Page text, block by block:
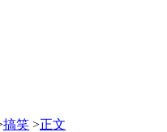
搞笑 >正文